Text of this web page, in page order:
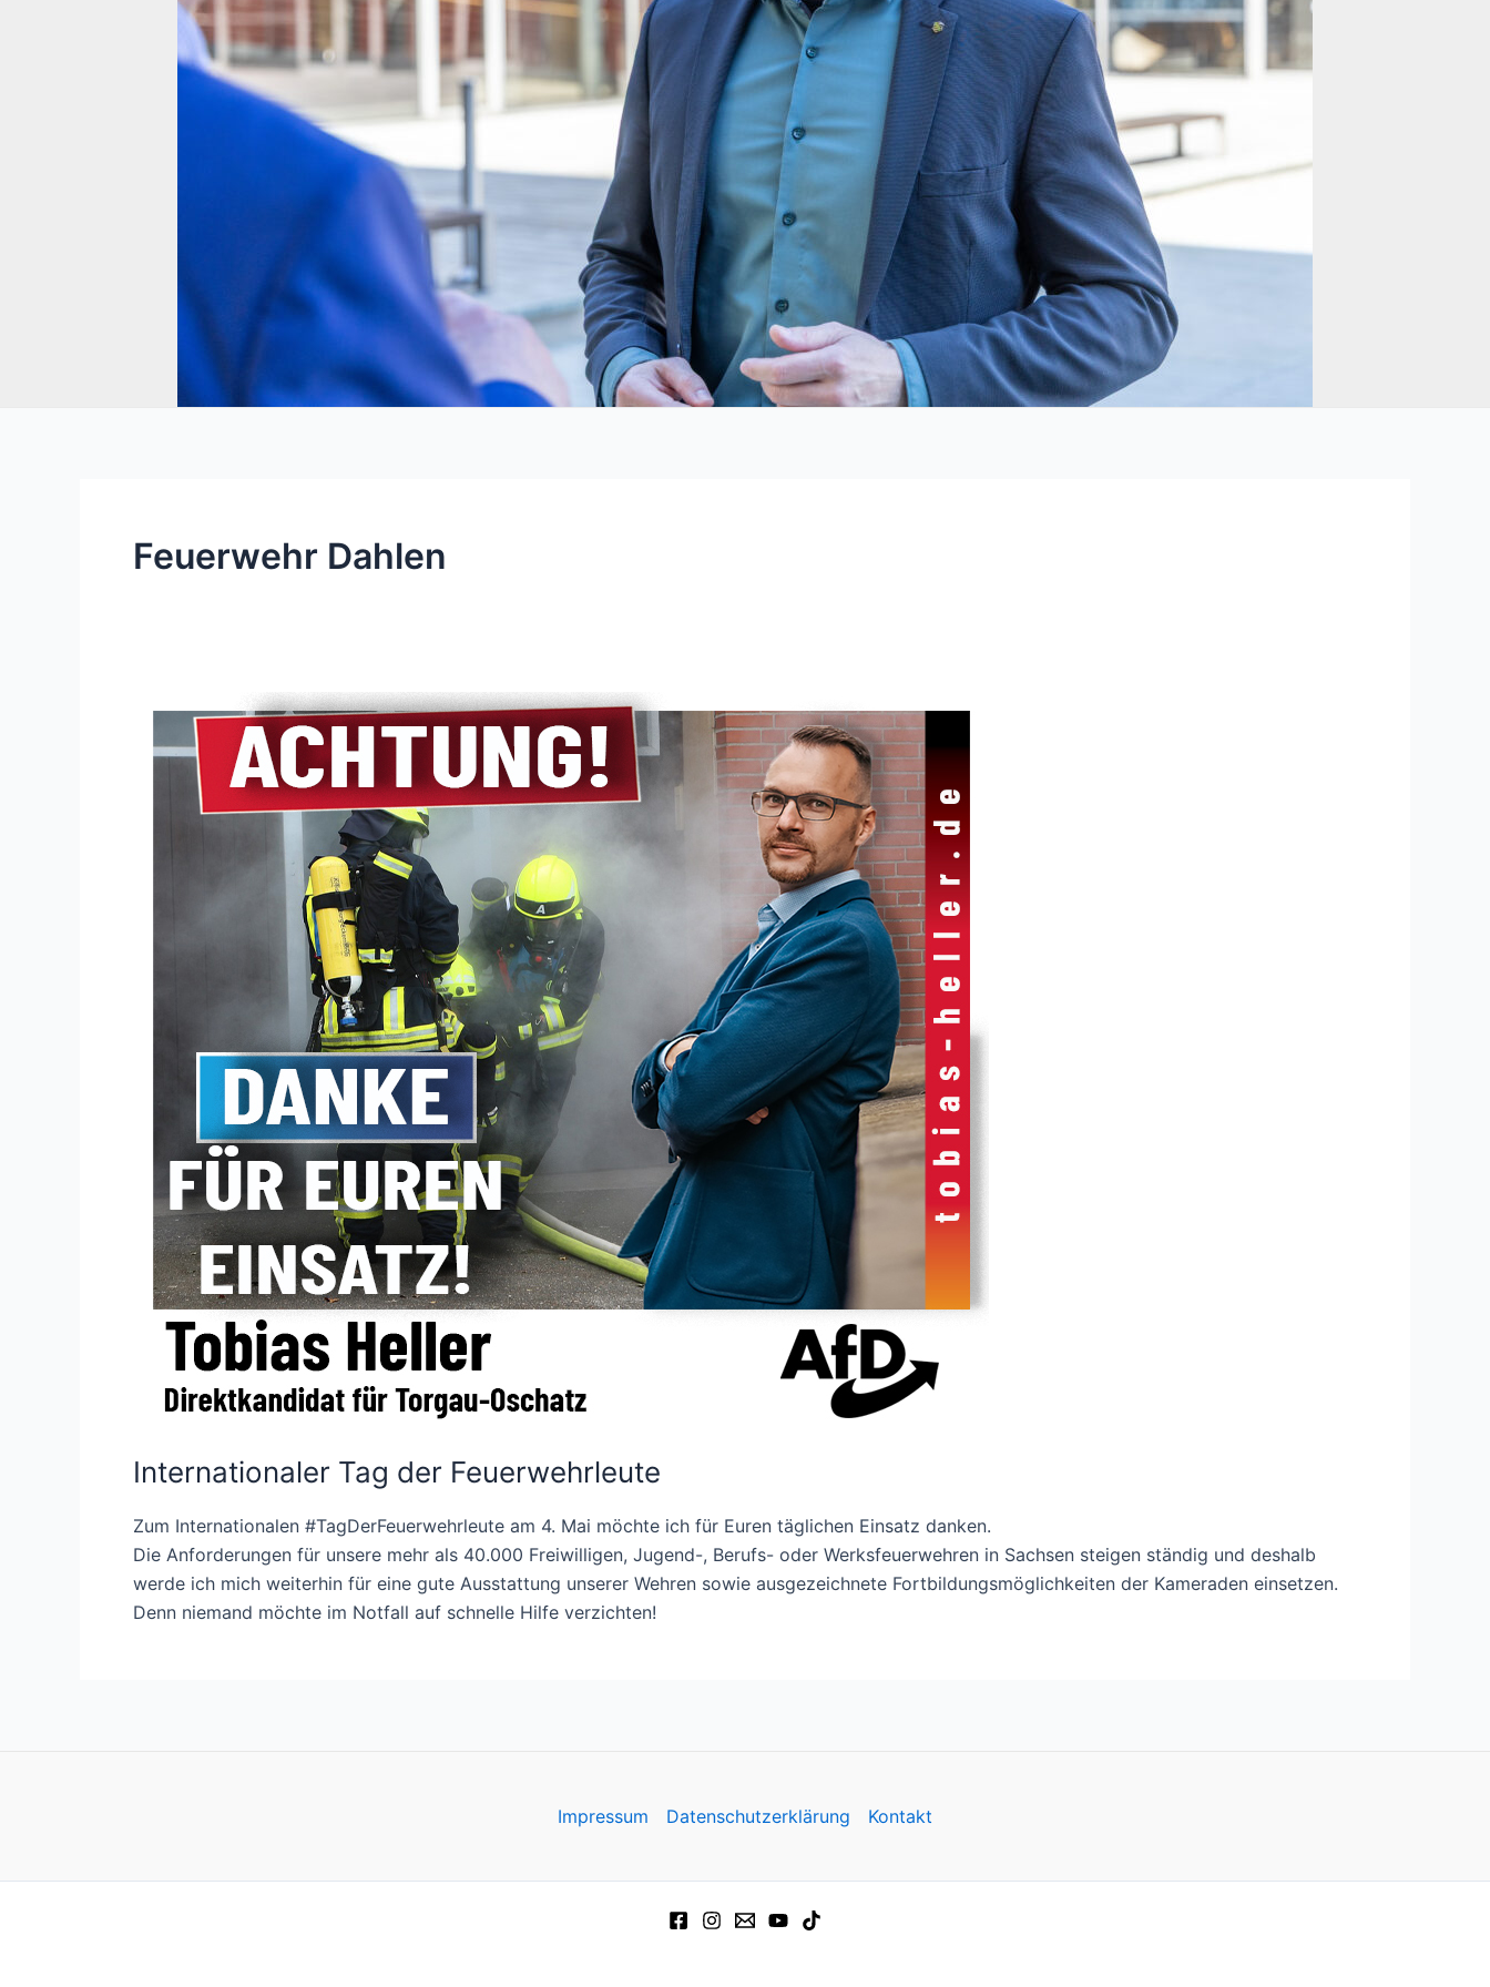
Feuerwehr Dahlen
Internationaler Tag der Feuerwehrleute
Zum Internationalen #TagDerFeuerwehrleute am 4. Mai möchte ich für Euren täglichen Einsatz danken.
Die Anforderungen für unsere mehr als 40.000 Freiwilligen, Jugend-, Berufs- oder Werksfeuerwehren in Sachsen steigen ständig und deshalb
werde ich mich weiterhin für eine gute Ausstattung unserer Wehren sowie ausgezeichnete Fortbildungsmöglichkeiten der Kameraden einsetzen.
Denn niemand möchte im Notfall auf schnelle Hilfe verzichten!
Impressum Datenschutzerklärung Kontakt